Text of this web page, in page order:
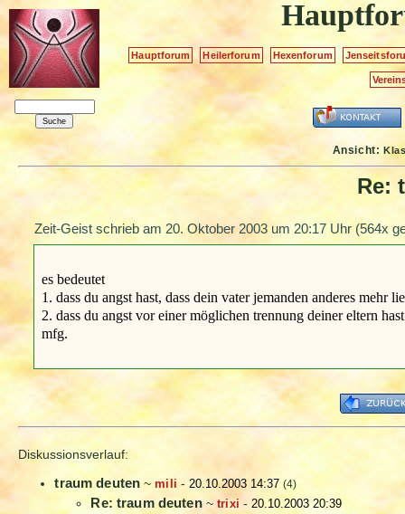
Hauptforum Heilerforum Hexenforum
Ansicht:
Re:
Zeit-Geist schrieb am20. Oktober 2003 um 20:17 Uhr (564x
es bedeutet
1. dass du angst hast, dass dein vater jemanden anderes mehr
2. dass du angst vor einer möglichen trennung deiner eltern hast
mfg.
Diskussionsverlauf:
traum deuten ~mili -20.10.2003 14:37 (4)
Re: traum deuten~ trixi -20.10.2003 20:39